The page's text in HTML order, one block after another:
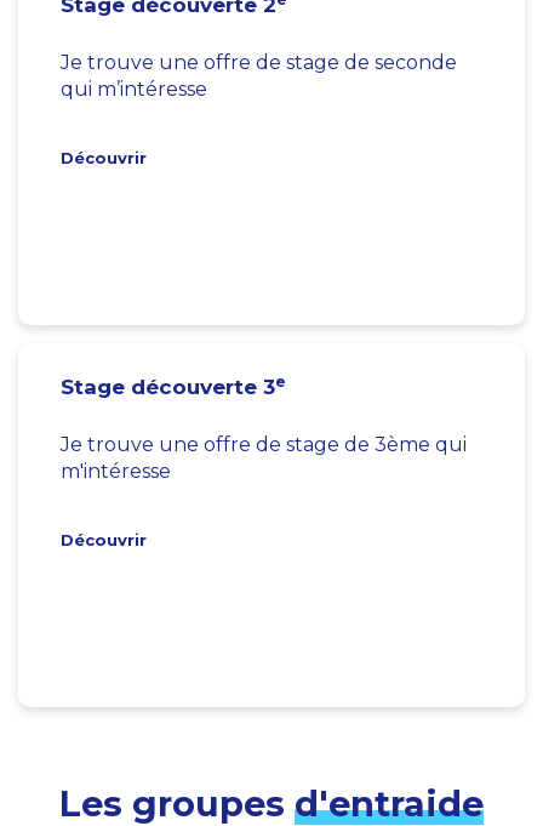
Je trouve une offre de stage de seconde
qui m’intéresse
Découvrir
Stage découverte 3e
Je trouve une offre de stage de 3ème qui
m'intéresse
Découvrir
Les groupes d'entraide